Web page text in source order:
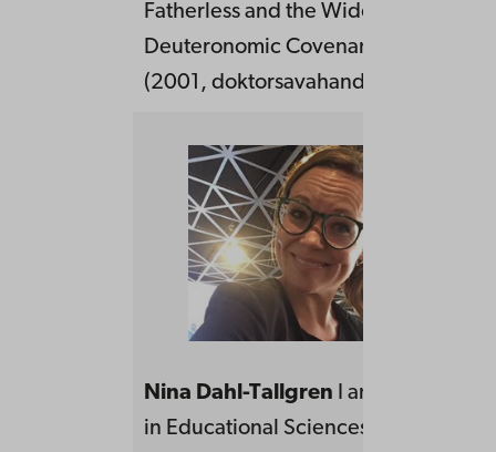
Fatherless and the Widow in the
Deuteronomic Covenant. Åbo
(2001, doktorsavahandling)
Nina Dahl-Tallgren I am a doctoral
in Educational Sciences at Åbo